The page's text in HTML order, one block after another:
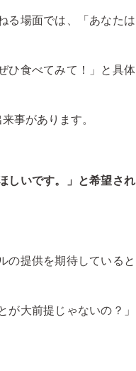
る場面では、「あなたは
ひ食べてみて！」と具体
事があります。
しいです。」と希望され
の提供を期待していると
大前提じゃないの？」